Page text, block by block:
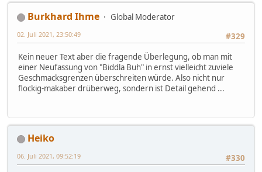
Burkhard Ihme
Global Moderator
#329
02. Juli 2021, 23:50:49
Kein neuer Text aber die fragende Überlegung, ob man mit
einer Neufassung von "Biddla Buh" in ernst vielleicht zuviele
Geschmacksgrenzen überschreiten würde. Also nicht nur
flockig-makaber drüberweg, sondern ist Detail gehend ...
Heiko
#330
06. Juli 2021, 09:52:19